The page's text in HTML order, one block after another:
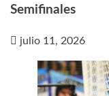
Semifinales
julio 11, 2026